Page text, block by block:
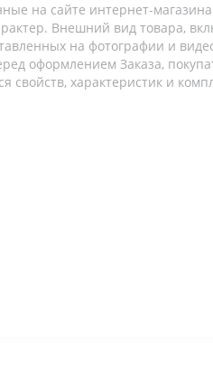
на сайте интернет-
Внешний вид товара,
на фотографии и
оформлением Заказа,
свойств, характеристик и